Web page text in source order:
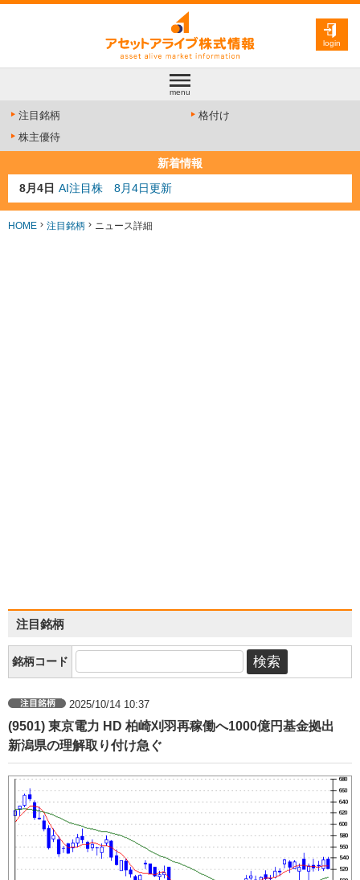
login
menu
注目銘柄
格付け
株主優待
新着情報
8月4日 AI注目株 8月4日更新
8月3日 人気業種注目株 8月3日更新
8月2日 金融注目株 8月2日更新
HOME 注目銘柄 ニュース詳細
注目銘柄
銘柄コード
2025/10/14 10:37
(9501) 東京電力 HD 柏崎刈羽再稼働へ1000億円基金拠出
新潟県の理解取り付け急ぐ